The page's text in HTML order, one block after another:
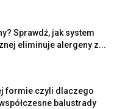
Sprawdź, jak system
eliminuje alergeny z...
formie czyli dlaczego
balustrady